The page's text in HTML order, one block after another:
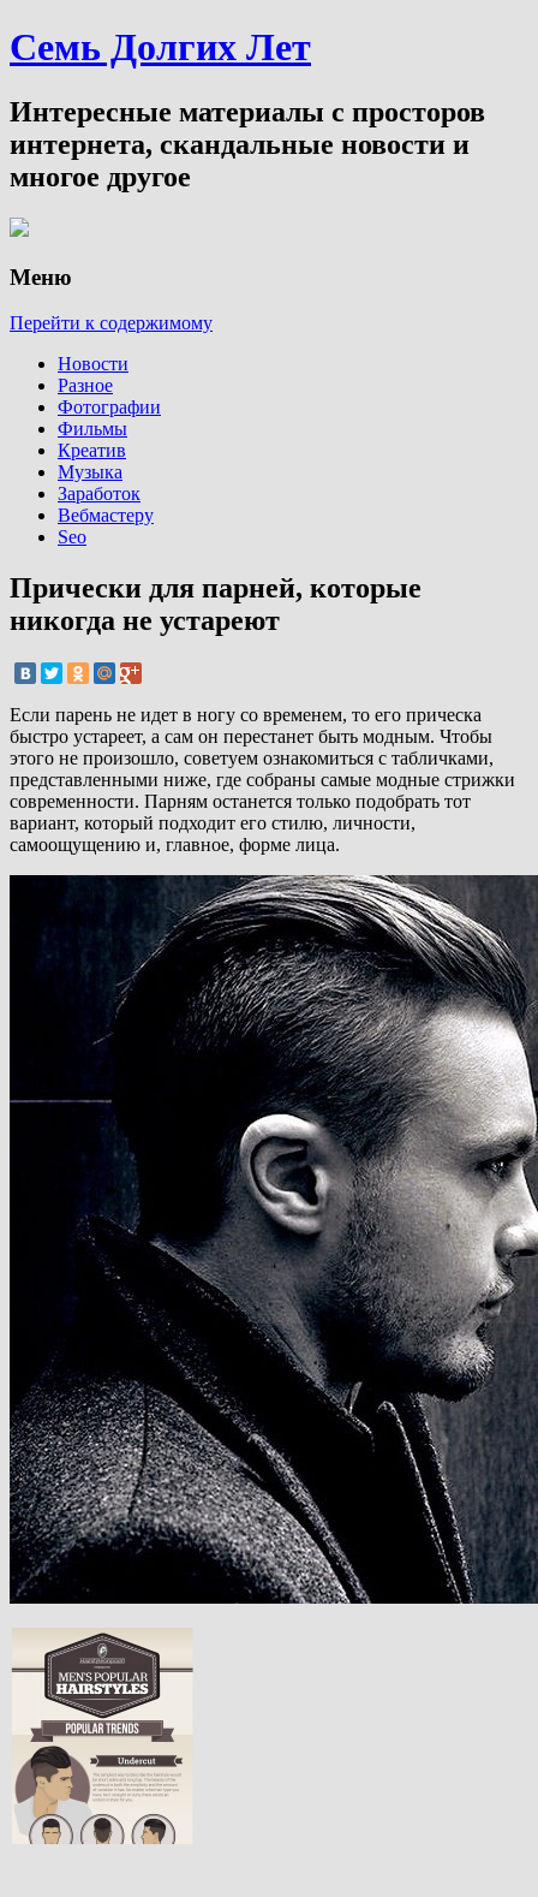
Семь Долгих Лет
Интересные материалы с просторов
интернета, скандальные новости и
многое другое
Меню
Перейти к содержимому
Новости
Разное
Фотографии
Фильмы
Креатив
Музыка
Заработок
Вебмастеру
Seo
Прически для парней, которые
никогда не устареют
Если парень не идет в ногу со временем, то его прическа
быстро устареет, а сам он перестанет быть модным. Чтобы
этого не произошло, советуем ознакомиться с табличками,
представленными ниже, где собраны самые модные стрижки
современности. Парням останется только подобрать тот
вариант, который подходит его стилю, личности,
самоощущению и, главное, форме лица.